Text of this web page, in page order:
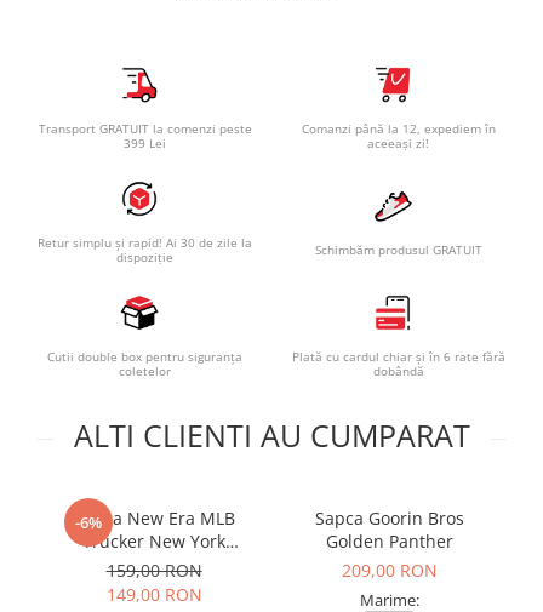
Transport GRATUIT la comenzi peste
399 Lei
Comanzi până la 12, expediem în
aceeași zi!
Retur simplu și rapid! Ai 30 de zile la
dispoziție
Schimbăm produsul GRATUIT
Cutii double box pentru siguranța
coletelor
Plată cu cardul chiar și în 6 rate fără
dobândă
ALTI CLIENTI AU CUMPARAT
-6%
Sapca New Era MLB
Trucker New York
Yankees Blkblk
159,00 RON
149,00 RON
Sapca Goorin Bros
Golden Panther
209,00 RON
Marime: